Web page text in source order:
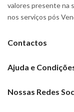
valores presente na
nos serviços pós
Contactos
Ajuda e
Nossas Redes